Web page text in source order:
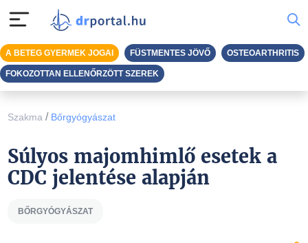
Szakma / Bőrgyógyászat
Súlyos majomhimlő esetek a
CDC jelentése alapján
BŐRGYÓGYÁSZAT
A BETEG GYERMEK JOGAI FÜSTMENTES JÖVŐ OSTEOARTHRITIS
FOKOZOTTAN ELLENŐRZÖTT SZEREK